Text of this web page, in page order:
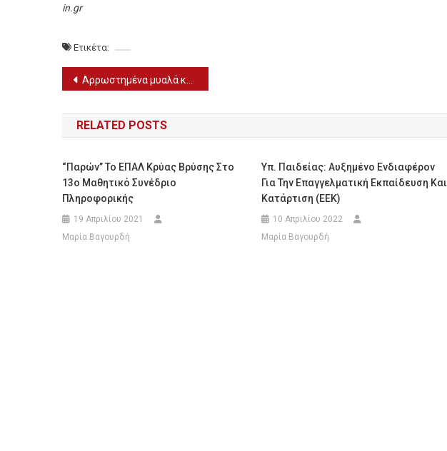
in.gr
Ετικέτα:
Πλοήγηση
άρθρων
Αρρωστημένα μυαλά κρέμασαν κυνηγόσκυλο στα Χανιά
RELATED POSTS
“Παρών” Το ΕΠΑΛ Κρύας Βρύσης Στο
13ο Μαθητικό Συνέδριο
Πληροφορικής
19 Απριλίου 2021
Μαρία Βαγουρδή
Υπ. Παιδείας: Αυξημένο Ενδιαφέρον
Για Την Επαγγελματική Εκπαίδευση Και
Κατάρτιση (ΕΕΚ)
10 Απριλίου 2022
Μαρία Βαγουρδή